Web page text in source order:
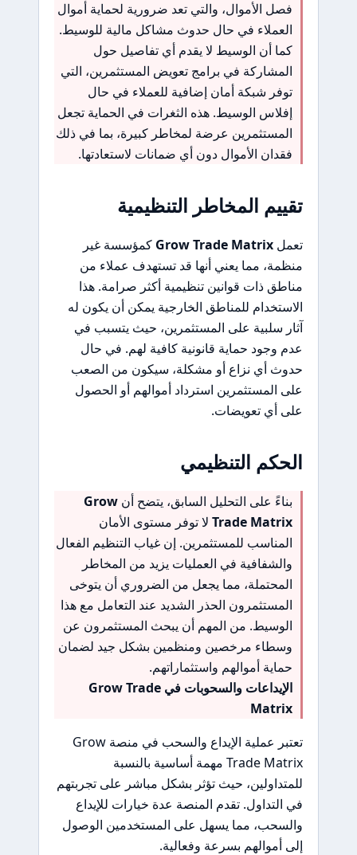
فصل الأموال، والتي تعد ضرورية لحماية أموال
العملاء في حال حدوث مشاكل مالية للوسيط.
كما أن الوسيط لا يقدم أي تفاصيل حول
المشاركة في برامج تعويض المستثمرين، التي
توفر شبكة أمان إضافية للعملاء في حال
إفلاس الوسيط. هذه الثغرات في الحماية تجعل
المستثمرين عرضة لمخاطر كبيرة، بما في ذلك
فقدان الأموال دون أي ضمانات لاستعادتها.
تقييم المخاطر التنظيمية
تعملGrow Trade Matrix كمؤسسة غير
منظمة، مما يعني أنها قد تستهدف عملاء من
مناطق ذات قوانين تنظيمية أكثر صرامة. هذا
الاستخدام للمناطق الخارجية يمكن أن يكون له
آثار سلبية على المستثمرين، حيث يتسبب في
عدم وجود حماية قانونية كافية لهم. في حال
حدوث أي نزاع أو مشكلة، سيكون من الصعب
على المستثمرين استرداد أموالهم أو الحصول
على أي تعويضات.
الحكم التنظيمي
بناءً على التحليل السابق، يتضح أن Grow
Trade Matrixلا توفر مستوى الأمان
المناسب للمستثمرين. إن غياب التنظيم الفعال
والشفافية في العمليات يزيد من المخاطر
المحتملة، مما يجعل من الضروري أن يتوخى
المستثمرون الحذر الشديد عند التعامل مع هذا
الوسيط. من المهم أن يبحث المستثمرون عن
وسطاء مرخصين ومنظمين بشكل جيد لضمان
حماية أموالهم واستثماراتهم.
الإيداعات والسحوبات في Grow Trade
Matrix
تعتبر عملية الإيداع والسحب في منصة Grow
Trade Matrix مهمة أساسية بالنسبة
للمتداولين، حيث تؤثر بشكل مباشر على تجربتهم
في التداول. تقدم المنصة عدة خيارات للإيداع
والسحب، مما يسهل على المستخدمين الوصول
إلى أموالهم بسرعة وفعالية.